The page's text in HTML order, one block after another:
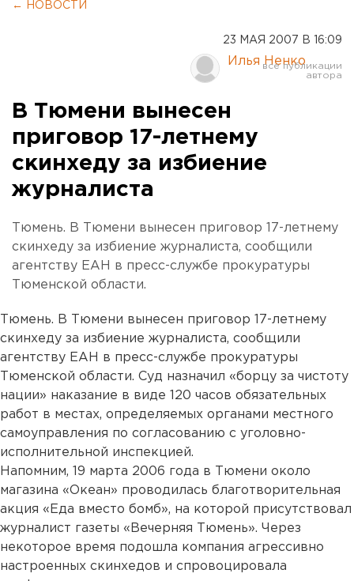
← НОВОСТИ
23 МАЯ 2007 В 16:09
Илья Ненко
В Тюмени вынесен
приговор 17-летнему
скинхеду за избиение
журналиста
Тюмень. В Тюмени вынесен приговор 17-летнему
скинхеду за избиение журналиста, сообщили
агентству ЕАН в пресс-службе прокуратуры
Тюменской области.
Тюмень. В Тюмени вынесен приговор 17-летнему
скинхеду за избиение журналиста, сообщили
агентству ЕАН в пресс-службе прокуратуры
Тюменской области. Суд назначил «борцу за чистоту
нации» наказание в виде 120 часов обязательных
работ в местах, определяемых органами местного
самоуправления по согласованию с уголовно-
исполнительной инспекцией.
Напомним, 19 марта 2006 года в Тюмени около
магазина «Океан» проводилась благотворительная
акция «Еда вместо бомб», на которой присутствовал
журналист газеты «Вечерняя Тюмень». Через
некоторое время подошла компания агрессивно
настроенных скинхедов и спровоцировала